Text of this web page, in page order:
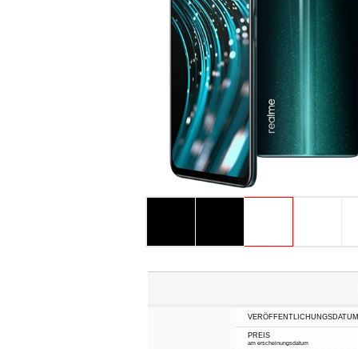
VERÖFFENTLICHUNGSDATUM
PREIS
am erscheinungsdatum